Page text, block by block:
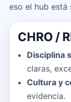
eso el hub está
CHRO /
Disciplina
claras,
Cultura y
evidencia.